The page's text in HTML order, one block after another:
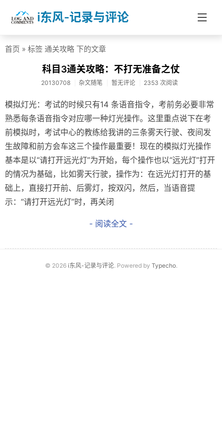
i东风-记录与评论
分类
杂文随笔
信息技术
医药健康
投资理财
学校教育
首页 » 标签 通关攻略 下的文章
科目3通关攻略：不打无准备之仗
20130708 杂文随笔 暂无评论 2353 次阅读
模拟灯光：考试的时候只有14 条语音指令，考前务必要非常
熟悉每条语音指令对应哪一种灯光操作。这里重点说下在考
前模拟时，考试中心的教练给我讲的三条雾天行驶、夜间发
生故障和前方会车这三个操作最重要！现在的模拟灯光操作
基本是以“请打开远光灯”为开始，每个操作也以“远光灯”打开
的情况为基础，比如雾天行驶，操作为：在远光灯打开的基
础上，直接打开前、后雾灯，按双闪，然后，当语音提
示：“请打开远光灯”时，再关闭
- 阅读全文 -
© 2026 i东风-记录与评论. Powered by Typecho.